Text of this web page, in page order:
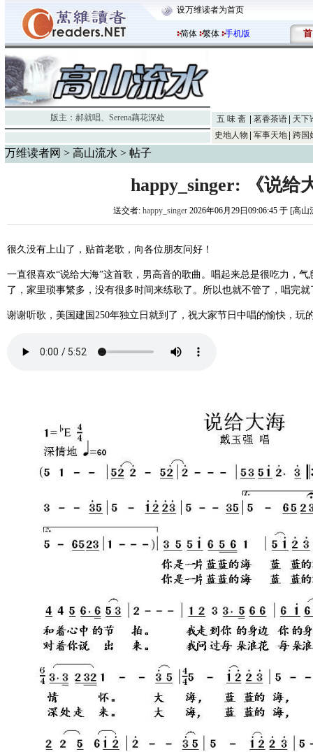
设万维读者为首页
简体 繁体 手机版 首
版主： 郝就唱、 Serena藕花深处 五 味 斋 茗香茶语
天下
史地人物
军事天地 跨国
万维读者网 > 高山流水 > 帖子
happy_singer: 《说给
送交者: happy_singer2026年06月29日09:06:45 于 [高
很久没有上山了，贴首老歌，向各位朋友问好！
一直很喜欢“说给大海”这首歌，男高音的歌曲。唱起来总是很吃力，
了，家里琐事繁多，没有很多时间来练歌了。所以也就不管了，唱完就
谢谢听歌，美国建国250年独立日就到了，祝大家节日中唱的愉快，玩